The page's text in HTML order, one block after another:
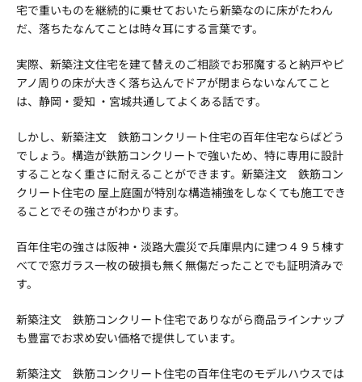
宅で重いものを継続的に乗せておいたら新築なのに床がたわん
だ、落ちたなんてことは時々耳にする言葉です。
実際、新築注文住宅を建て替えのご相談でお邪魔すると納戸やピ
アノ周りの床が大きく落ち込んでドアが閉まらないなんてこと
は、静岡・愛知 ・宮城共通してよくある話です。
しかし、新築注文 鉄筋コンクリート住宅の百年住宅ならばどう
でしょう。構造が鉄筋コンクリートで強いため、特に専用に設計
することなく重さに耐えることができます。新築注文 鉄筋コン
クリート住宅の 屋上庭園が特別な構造補強をしなくても施工でき
ることでその強さがわかります。
百年住宅の強さは阪神・淡路大震災で兵庫県内に建つ４９５棟す
べてで窓ガラス一枚の破損も無く無傷だったことでも証明済みで
す。
新築注文 鉄筋コンクリート住宅でありながら商品ラインナップ
も豊富でお求め安い価格で提供しています。
新築注文 鉄筋コンクリート住宅の百年住宅のモデルハウスでは